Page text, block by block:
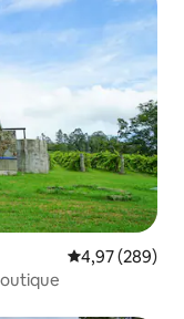
Classificação
4,97 (289)